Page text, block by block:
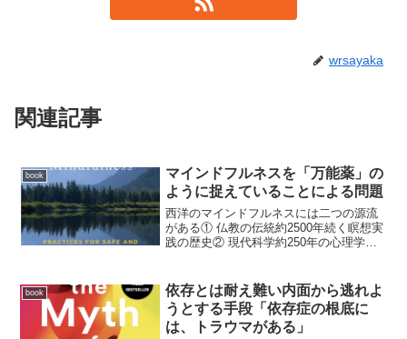
wrsayaka
関連記事
book
マインドフルネスを「万能薬」の
ように捉えていることによる問題
西洋のマインドフルネスには二つの源流
がある① 仏教の伝統約2500年続く瞑想実
践の歴史② 現代科学約250年の心理学・
受けていると述べています。ブッダとマ
インドフルネス...
book
依存とは耐え難い内面から逃れよ
うとする手段「依存症の根底に
は、トラウマがある」